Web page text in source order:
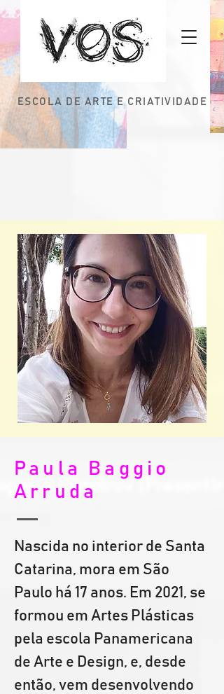
ESCOLA DE ARTE E CRIATIVIDADE
Paula Baggio
Arruda
Nascida no interior de Santa
Catarina, mora em São
Paulo há 17 anos. Em 2021, se
formou em Artes Plásticas
pela escola Panamericana
de Arte e Design, e, desde
então, vem desenvolvendo